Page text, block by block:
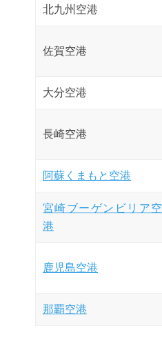
北九州空港
佐賀空港
大分空港
長崎空港
阿蘇くまもと空港
宮崎ブーゲンビリア空
港
鹿児島空港
那覇空港